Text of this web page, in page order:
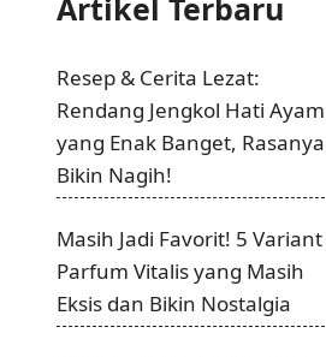
Artikel Terbaru
Resep & Cerita Lezat:
Rendang Jengkol Hati Ayam
yang Enak Banget, Rasanya
Bikin Nagih!
Masih Jadi Favorit! 5 Variant
Parfum Vitalis yang Masih
Eksis dan Bikin Nostalgia